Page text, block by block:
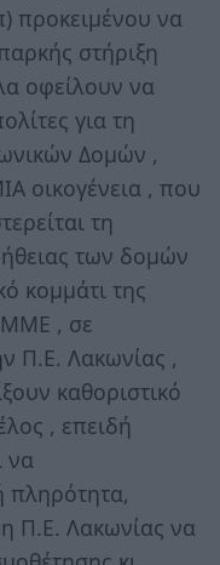
προκειμένου να
στήριξη
οφείλουν να
για τη
Δομών ,
οικογένεια , που
τη
των δομών
κομμάτι της
ΜΜΕ , σε
Π.Ε. Λακωνίας ,
καθοριστικό
, επειδή
να
πληρότητα,
Π.Ε. Λακωνίας να